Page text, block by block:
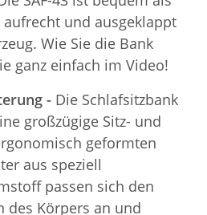
aufrecht und ausgeklappt
Wie Sie die Bank
ganz einfach im Video!
- Die Schlafsitzbank
großzügige Sitz- und
geformten
aus speziell
passen sich den
des Körpers an und